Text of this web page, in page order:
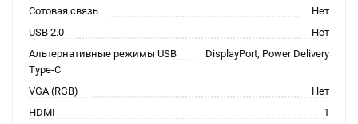
Сотовая связь
Нет
USB 2.0
Нет
Альтернативные режимы USB
Type-C
DisplayPort, Power Delivery
VGA (RGB)
Нет
HDMI
1